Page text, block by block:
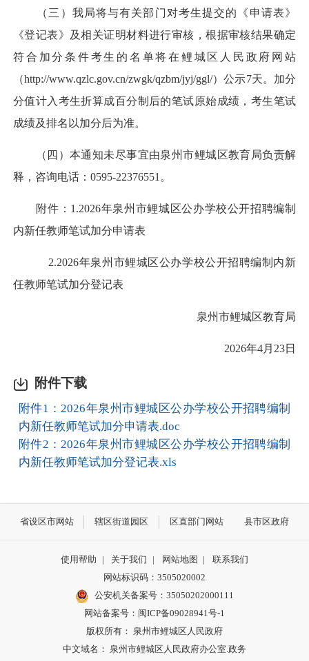
（三）我局将与有关部门对考生提交的《申请表》
《登记表》及相关证明材料进行审核，根据审核结果确定
符合加分条件考生的名单将在鲤城区人民政府网站
（http://www.qzlc.gov.cn/zwgk/qzbm/jyj/ggl/）公示7天。加分
分值计入考生折算成百分制后的笔试原始成绩，考生笔试
成绩及排名以加分后为准。
（四）本通知未尽事宜由泉州市鲤城区教育局负责解
释，咨询电话：0595-22376551。
附件：1.2026年泉州市鲤城区公办学校公开招聘编制
内新任教师笔试加分申请表
2.2026年泉州市鲤城区公办学校公开招聘编制内新
任教师笔试加分登记表
泉州市鲤城区教育局
2026年4月23日
附件下载
附件1：2026年泉州市鲤城区公办学校公开招聘编制
内新任教师笔试加分申请表.doc
附件2：2026年泉州市鲤城区公办学校公开招聘编制
内新任教师笔试加分登记表.xls
省设区市网站 辖区街道园区 区直部门网站 县市区政府
使用帮助 | 关于我们 | 网站地图 |
联系我们
网站标识码：3505020002
公安机关备案号：35050202000111
网站备案号：闽ICP备09028941号-1
版权所有： 泉州市鲤城区人民政府
中文域名： 泉州市鲤城区人民政府办公室.政务